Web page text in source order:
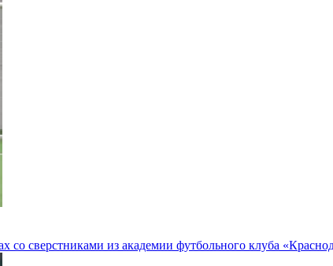
сверстниками из академии футбольного клуба